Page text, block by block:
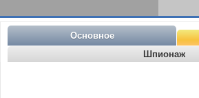
Основное
Шпионаж